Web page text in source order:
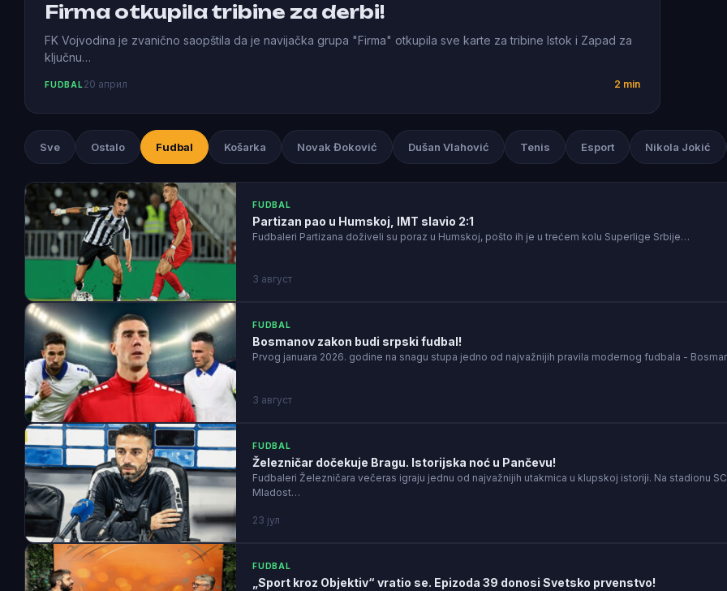
Firma otkupila tribine za derbi!
FK Vojvodina je zvanično saopštila da je navijačka grupa "Firma" otkupila sve karte za tribine Istok i Zapad za
ključnu…
FUDBAL 20 април 2 min
Sve Ostalo Fudbal Košarka Novak Đoković Dušan Vlahović Tenis Esport Nikola Jokić
FUDBAL
Partizan pao u Humskoj, IMT slavio 2:1
Fudbaleri Partizana doživeli su poraz u Humskoj, pošto ih je u trećem kolu Superlige Srbije…
3 август
FUDBAL
Bosmanov zakon budi srpski fudbal!
Prvog januara 2026. godine na snagu stupa jedno od najvažnijih pravila modernog fudbala -
3 август
FUDBAL
Železničar dočekuje Bragu. Istorijska noć u Pančevu!
Fudbaleri Železničara večeras igraju jednu od najvažnijih utakmica u klupskoj istoriji. Na stadionu SC
Mladost…
23 јул
FUDBAL
„Sport kroz Objektiv“ vratio se. Epizoda 39 donosi Svetsko prvenstvo!